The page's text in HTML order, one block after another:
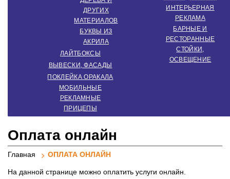
Створення
інтер'єрної
реклами
ДРУГИХ
МАТЕРИАЛОВ
БУКВЫ ИЗ
АКРИЛА
ЛАЙТБОКСЫ
ВЫВЕСКИ, ФАСАДЫ
ПОКЛЕЙКА ОРАКАЛА
МОБИЛЬНЫЕ
РЕКЛАМНЫЕ
ПРИЦЕПЫ
ИНТЕРЬЕРНАЯ
РЕКЛАМА
БАРНЫЕ И
РЕСТОРАННЫЕ
СТОЙКИ,
ОСВЕЩЕНИЕ
Оплата онлайн
Главная ОПЛАТА ОНЛАЙН
На данной странице можно оплатить услуги онлайн.